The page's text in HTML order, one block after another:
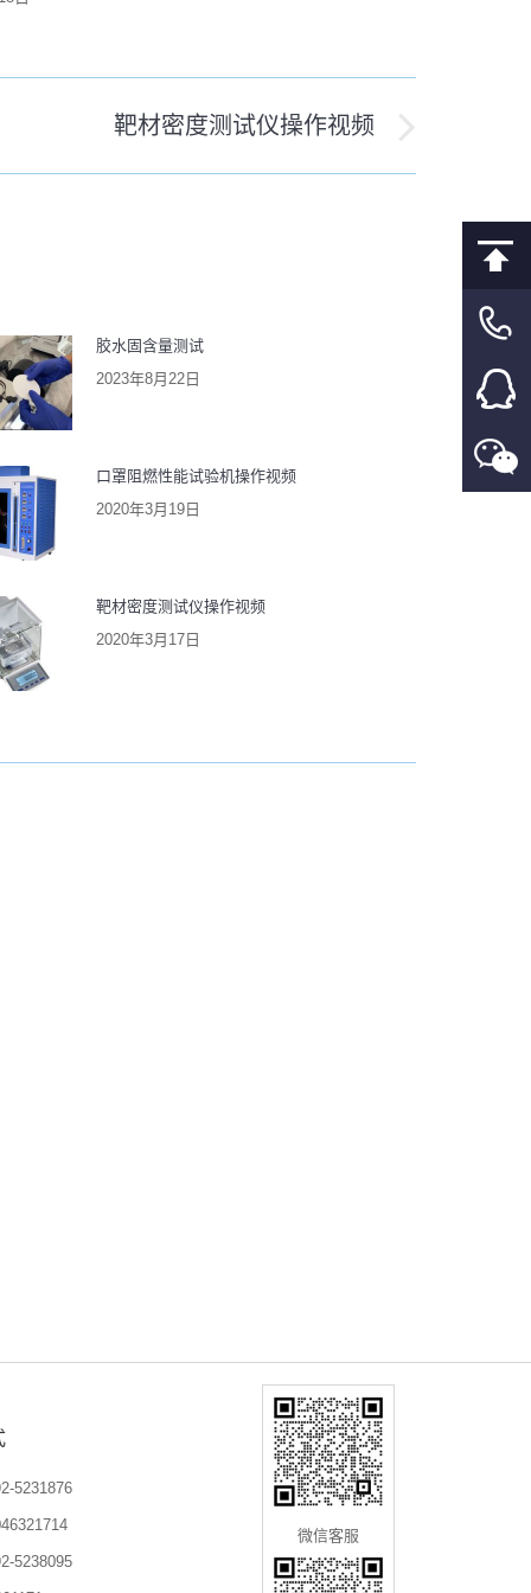
靶材密度测试仪操作视频
胶水固含量测试
2023年8月22日
口罩阻燃性能试验机操作视频
2020年3月19日
靶材密度测试仪操作视频
2020年3月17日
5231876
5238095
微信客服